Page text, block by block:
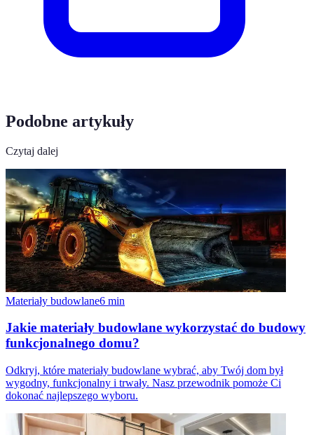
Podobne artykuły
Czytaj dalej
Materiały budowlane6 min
Jakie materiały budowlane wykorzystać do budowy
funkcjonalnego domu?
Odkryj, które materiały budowlane wybrać, aby Twój dom był
wygodny, funkcjonalny i trwały. Nasz przewodnik pomoże Ci
dokonać najlepszego wyboru.